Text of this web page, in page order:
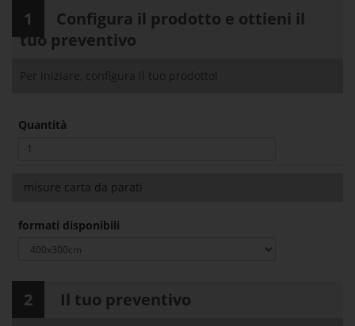
1
Configura il prodotto e ottieni il
tuo preventivo
Per iniziare, configura il tuo prodotto!
Quantità
misure carta da parati
formati disponibili
2 Il tuo preventivo